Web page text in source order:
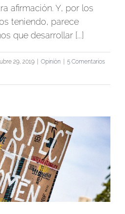
afirmación. Y, por los
teniendo, parece
que desarrollar [...]
29, 2019 Opinión
5 Comentarios